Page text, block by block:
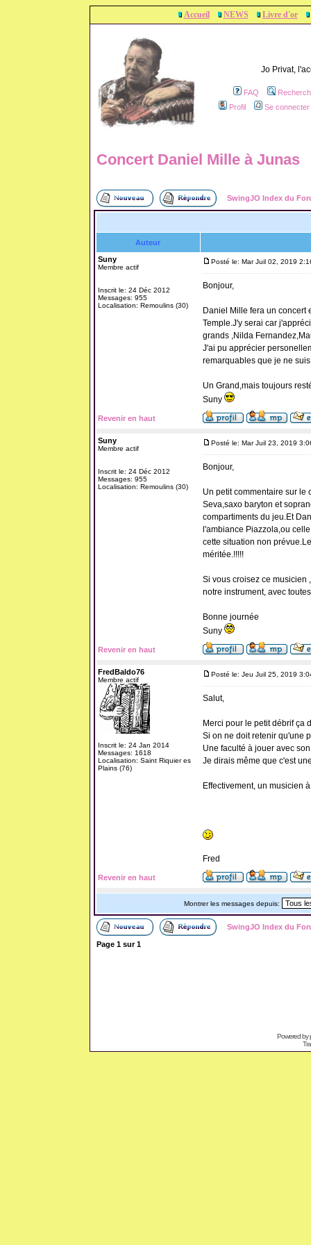
Accueil NEWS Livre d'or
Jo Privat,
FAQ
Profil
Se
Concert Daniel Mille à Junas
SwingJO Index du
Auteur
Suny
Membre actif
Inscrit le: 24 Déc 2012
Messages: 955
Localisation: Remoulins (30)
Posté le: Mar Juil 02, 2019
Bonjour,
Daniel Mille fera un concert
Temple.J'y serai car
grands ,Nilda
J'ai pu apprécier
remarquables que je ne
Un Grand,mais toujours
Suny
Revenir en haut
Suny
Membre actif
Inscrit le: 24 Déc 2012
Messages: 955
Localisation: Remoulins (30)
Posté le: Mar Juil 23, 2019
Bonjour,
Un petit commentaire sur le
Seva,saxo baryton et
compartiments du jeu.Et
l'ambiance Piazzola,ou
cette situation non
méritée.!!!!!
Si vous croisez ce musicien
notre instrument, avec
Bonne journée
Suny
Revenir en haut
FredBaldo76
Membre actif
Inscrit le: 24 Jan 2014
Messages: 1618
Localisation: Saint Riquier es
Plains (76)
Posté le: Jeu Juil 25, 2019
Salut,
Merci pour le petit débrif ça
Si on ne doit retenir qu'une
Une faculté à jouer avec
Je dirais même que c'est
Effectivement, un musicien
Fred
Revenir en haut
Montrer les messages depuis:
SwingJO Index du
Page 1sur1
Powered by